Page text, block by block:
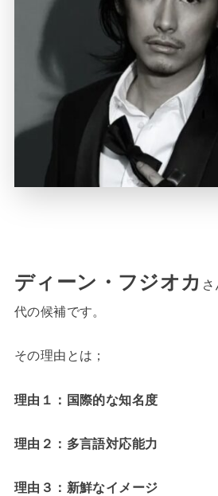
ディーン・フジオカ
代の候補です。
その理由とは；
理由１：国際的な知名度
理由２：多言語対応能力
理由３：新鮮なイメージ